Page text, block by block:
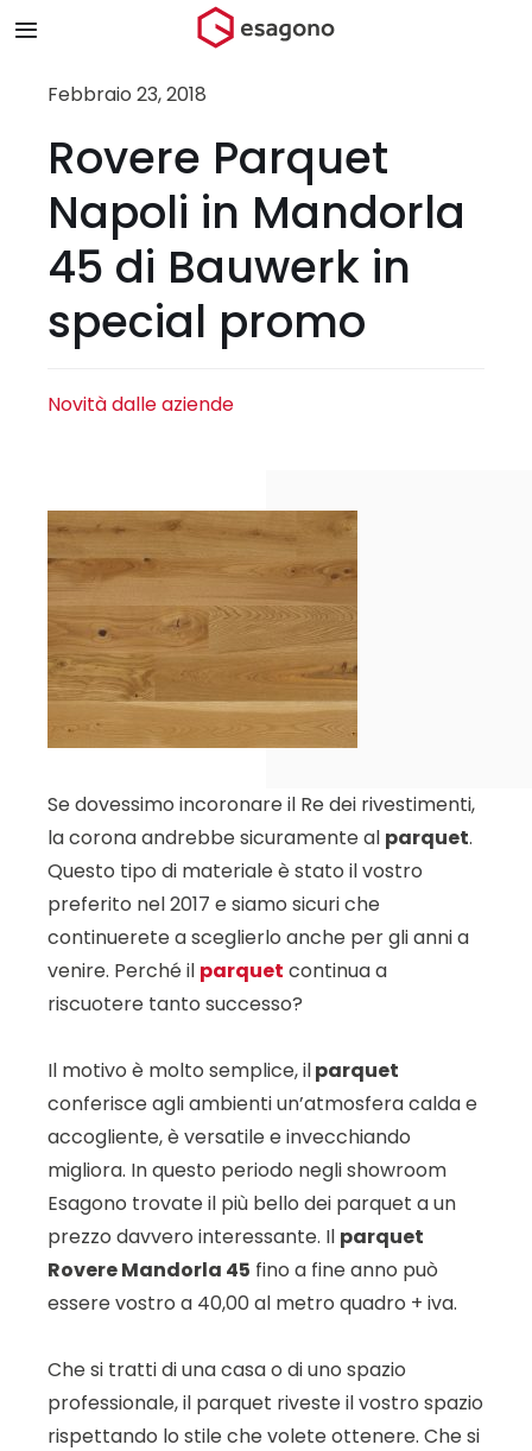
contenuto
Toggle
Navigation
Chi siamo
Store
Febbraio 23, 2018
Rovere Parquet
Napoli in Mandorla
45 di Bauwerk in
special promo
Novità dalle aziende
Se dovessimo incoronare il Re dei rivestimenti,
la corona andrebbe sicuramente al parquet.
Questo tipo di materiale è stato il vostro
preferito nel 2017 e siamo sicuri che
continuerete a sceglierlo anche per gli anni a
venire. Perché il parquet continua a
riscuotere tanto successo?
Il motivo è molto semplice, ilparquet
conferisce agli ambienti un’atmosfera calda e
accogliente, è versatile e invecchiando
migliora. In questo periodo negli showroom
Esagono trovate il più bello dei parquet a un
prezzo davvero interessante. Il parquet
Rovere Mandorla 45 fino a fine anno può
essere vostro a 40,00 al metro quadro + iva.
Che si tratti di una casa o di uno spazio
professionale, il parquet riveste il vostro spazio
rispettando lo stile che volete ottenere. Che si